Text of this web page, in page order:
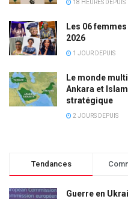
18 HEURES DEPUIS
Les 06
2026
1 JOUR DEPUIS
Le monde
Ankara et
stratégique
2 JOURS DEPUIS
Tendances
Guerre en